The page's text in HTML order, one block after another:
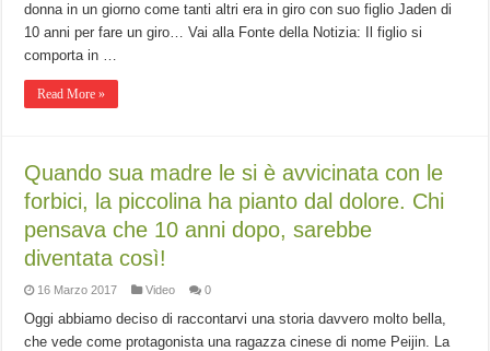
donna in un giorno come tanti altri era in giro con suo figlio Jaden di
10 anni per fare un giro… Vai alla Fonte della Notizia: Il figlio si
comporta in …
Read More »
Quando sua madre le si è avvicinata con le
forbici, la piccolina ha pianto dal dolore. Chi
pensava che 10 anni dopo, sarebbe
diventata così!
16 Marzo 2017 Video 0
Oggi abbiamo deciso di raccontarvi una storia davvero molto bella,
che vede come protagonista una ragazza cinese di nome Peijin. La